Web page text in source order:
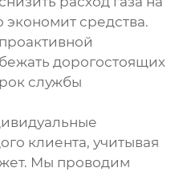
экономит средства.
дорогостоящих
службы
клиента, учитывая
Мы проводим